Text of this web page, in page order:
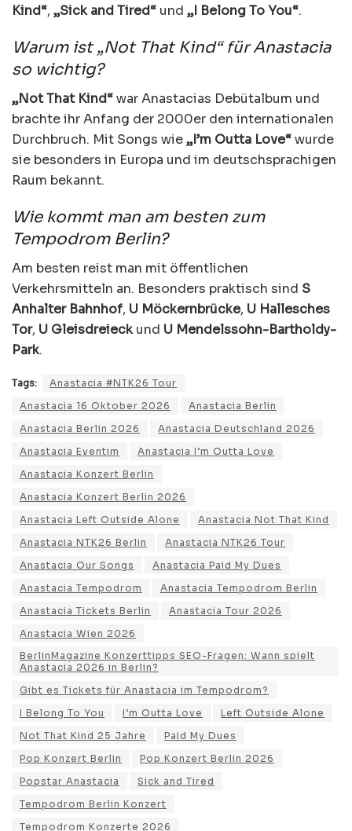
Kind“, „Sick and Tired“ und „I Belong To You“.
Warum ist „Not That Kind“ für Anastacia
so wichtig?
„Not That Kind“war Anastacias Debütalbum und
brachte ihr Anfang der 2000er den internationalen
Durchbruch. Mit Songs wie„I’m Outta Love“wurde
sie besonders in Europa und im deutschsprachigen
Raum bekannt.
Wie kommt man am besten zum
Tempodrom Berlin?
Am besten reist man mit öffentlichen
Verkehrsmitteln an. Besonders praktisch sind S
Anhalter Bahnhof, U Möckernbrücke, U Hallesches
Tor, U Gleisdreieckund U Mendelssohn-Bartholdy-
Park.
Tags:
Anastacia #NTK26 Tour
Anastacia 16 Oktober 2026
Anastacia Berlin
Anastacia Berlin 2026
Anastacia Deutschland 2026
Anastacia Eventim
Anastacia I’m Outta Love
Anastacia Konzert Berlin
Anastacia Konzert Berlin 2026
Anastacia Left Outside Alone
Anastacia Not That Kind
Anastacia NTK26 Berlin
Anastacia NTK26 Tour
Anastacia Our Songs
Anastacia Paid My Dues
Anastacia Tempodrom
Anastacia Tempodrom Berlin
Anastacia Tickets Berlin
Anastacia Tour 2026
Anastacia Wien 2026
BerlinMagazine Konzerttipps SEO-Fragen: Wann spielt
Anastacia 2026 in Berlin?
Gibt es Tickets für Anastacia im Tempodrom?
I Belong To You
I’m Outta Love
Left Outside Alone
Not That Kind 25 Jahre
Paid My Dues
Pop Konzert Berlin
Pop Konzert Berlin 2026
Popstar Anastacia
Sick and Tired
Tempodrom Berlin Konzert
Tempodrom Konzerte 2026